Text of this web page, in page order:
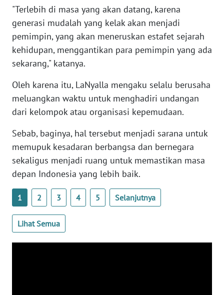
"Terlebih di masa yang akan datang, karena
generasi mudalah yang kelak akan menjadi
pemimpin, yang akan meneruskan estafet sejarah
kehidupan, menggantikan para pemimpin yang ada
sekarang," katanya.
Oleh karena itu, LaNyalla mengaku selalu berusaha
meluangkan waktu untuk menghadiri undangan
dari kelompok atau organisasi kepemudaan.
Sebab, baginya, hal tersebut menjadi sarana untuk
memupuk kesadaran berbangsa dan bernegara
sekaligus menjadi ruang untuk memastikan masa
depan Indonesia yang lebih baik.
1 2 3 4 5 Selanjutnya
Lihat Semua
WN
JAKARTA
WN
JABAR
BANTEN
WN
WN
KEPRI
WN
PAPUA
WN